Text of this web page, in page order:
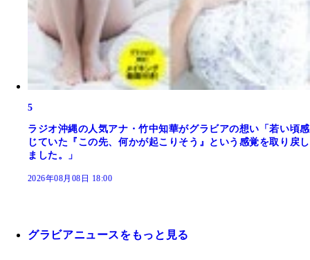
5
ラジオ沖縄の人気アナ・竹中知華がグラビアの想い「若い頃感
じていた『この先、何かが起こりそう』という感覚を取り戻し
ました。」
2026年08月08日 18:00
グラビアニュースをもっと見る